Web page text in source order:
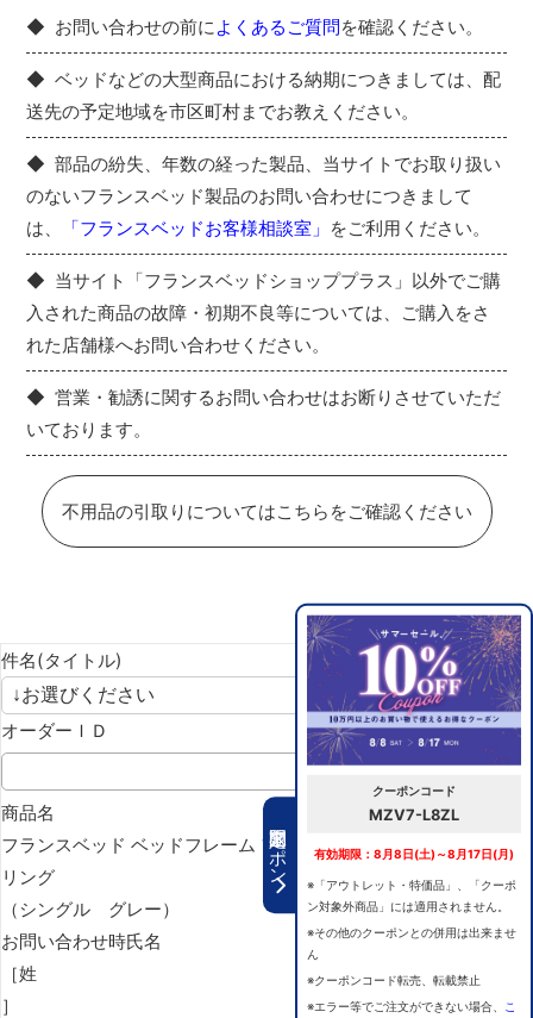
期間限定クーポン
クーポンコード
MZV7-L8ZL
有効期限：8月8日(土)～8月17日(月)
※「アウトレット・特価品」、「クーポ
ン対象外商品」には適用されません。
※その他のクーポンとの併用は出来ませ
ん
※クーポンコード転売、転載禁止
※エラー等でご注文ができない場合、
こ
お問い合わせの前に よくあるご質問を確認ください。
ベッドなどの大型商品における納期につきましては、配
送先の予定地域を市区町村までお教えください。
部品の紛失、年数の経った製品、当サイトでお取り扱い
のないフランスベッド製品のお問い合わせにつきまして
は、
「フランスベッドお客様相談室」 をご利用ください。
当サイト「フランスベッドショッププラス」以外でご購
入された商品の故障・初期不良等については、ご購入をさ
れた店舗様へお問い合わせください。
営業・勧誘に関するお問い合わせはお断りさせていただ
いております。
不用品の引取りについてはこちらをご確認ください
件名(タイトル)
オーダーＩＤ
商品名
フランスベッド ベッドフレーム ファディア FAD-C2 ダブルスプ
リング
（シングル グレー）
お問い合わせ時氏名
［姓
］